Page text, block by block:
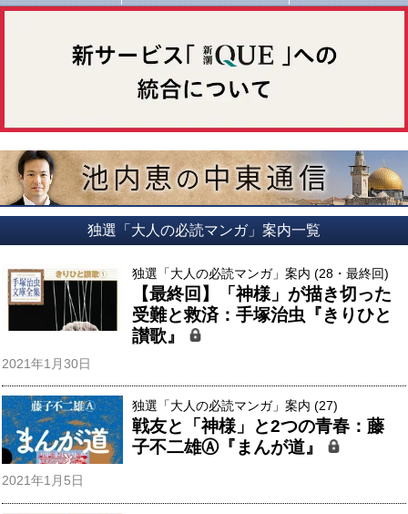
独選「大人の必読マンガ」案内一覧
独選「大人の必読マンガ」案内 (28・最終回)
【最終回】「神様」が描き切った
受難と救済：手塚治虫『きりひと
讃歌』
2021年1月30日
独選「大人の必読マンガ」案内 (27)
戦友と「神様」と2つの青春：藤
子不二雄Ⓐ『まんが道』
2021年1月5日